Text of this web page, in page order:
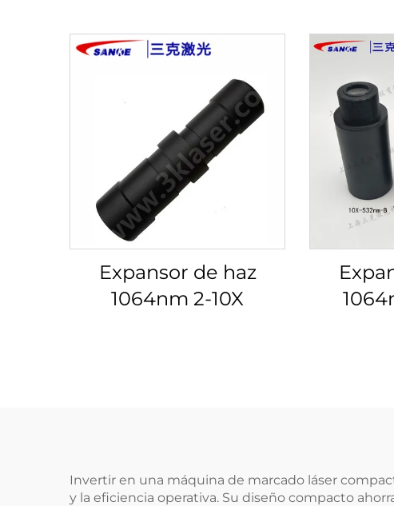
Expansor de haz
1064nm 2-10X
Invertir en una máquina de marcado láser
y la eficiencia operativa. Su diseño compacto